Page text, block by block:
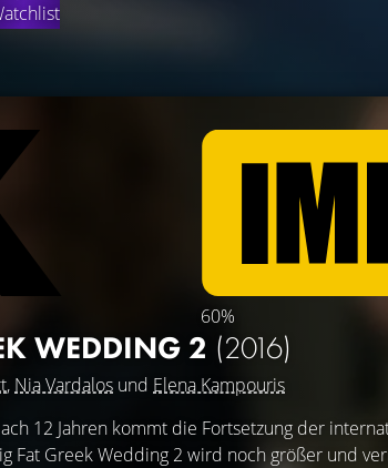
60%
WEDDING 2 (2016)
, Nia Vardalos und Elena Kampouris
12 Jahren kommt die Fortsetzung der
Fat Greek Wedding 2 wird noch größer und